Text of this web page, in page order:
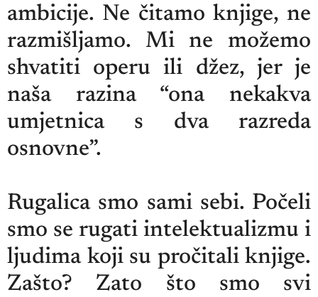
ambicije. Ne čitamo knjige, ne
razmišljamo. Mi ne možemo
shvatiti operu ili džez, jer je
naša razina “ona nekakva
umjetnica s dva razreda
osnovne”.
Rugalica smo sami sebi. Počeli
smo se rugati intelektualizmu i
ljudima koji su pročitali knjige.
Zašto? Zato što smo svi